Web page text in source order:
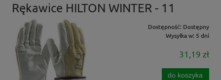
Rękawice HILTON WINTER - 11
Dostępność: Dostępny
Wysyłka w: 5 dni
31,19 zł
do koszyka